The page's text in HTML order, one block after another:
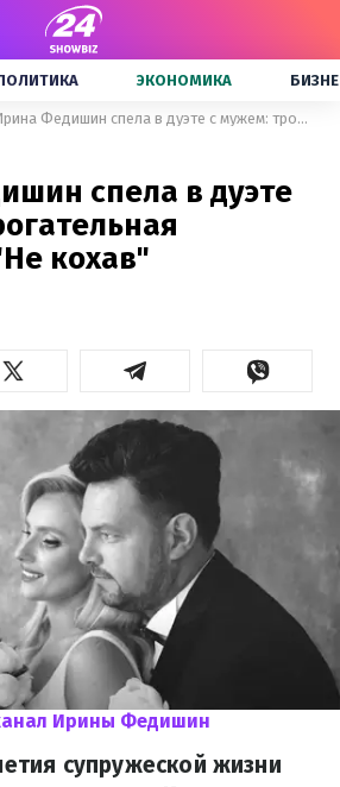
ЭКОНОМИКА
Ирина Федишин спела в дуэте с мужем: трогательная премьера "Не кохав"
спела в дуэте
кохав"
Ирины Федишин
супружеской жизни